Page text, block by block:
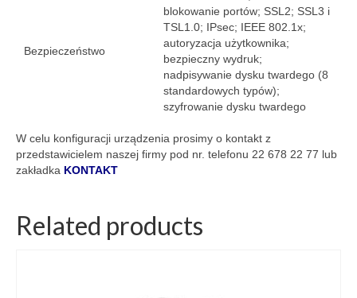
Bezpieczeństwo
blokowanie portów; SSL2; SSL3 i
TSL1.0; IPsec; IEEE 802.1x;
autoryzacja użytkownika;
bezpieczny wydruk;
nadpisywanie dysku twardego (8
standardowych typów);
szyfrowanie dysku twardego
W celu konfiguracji urządzenia prosimy o kontakt z
przedstawicielem naszej firmy pod nr. telefonu 22 678 22 77 lub
zakładka KONTAKT
Related products